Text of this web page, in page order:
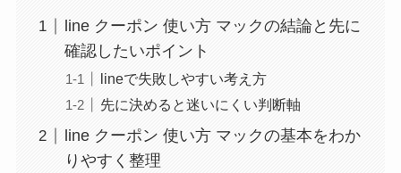
line クーポン 使い方 マックの結論と先に
確認したいポイント
lineで失敗しやすい考え方
先に決めると迷いにくい判断軸
line クーポン 使い方 マックの基本をわか
りやすく整理